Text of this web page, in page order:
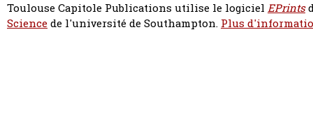
Toulouse Capitole Publications utilise le logiciel EPrints
Sciencede l'université de Southampton. Plus